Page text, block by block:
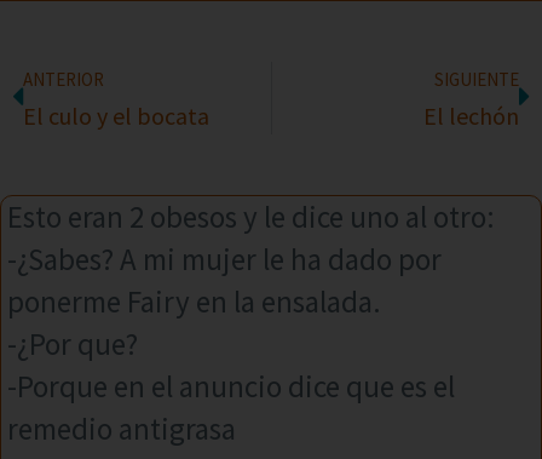
ANTERIOR
El culo y el bocata
SIGUIENTE
El lechón
Esto eran 2 obesos y le dice uno al otro:
-¿Sabes? A mi mujer le ha dado por
ponerme Fairy en la ensalada.
-¿Por que?
-Porque en el anuncio dice que es el
remedio antigrasa